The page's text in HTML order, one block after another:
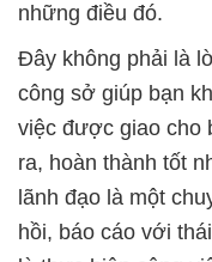
những điều đó.
Đây không phải là
công sở giúp bạn
việc được giao cho
ra, hoàn thành tốt
lãnh đạo là một
hồi, báo cáo với